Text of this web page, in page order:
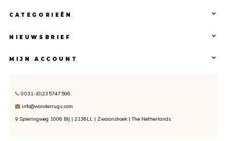
CATEGORIEËN
NIEUWSBRIEF
MIJN ACCOUNT
0031-(0)235747596
info@wonderrugs.com
Spieringweg 1006 BIJ | 2136LL | Zwaanshoek | The Netherlands